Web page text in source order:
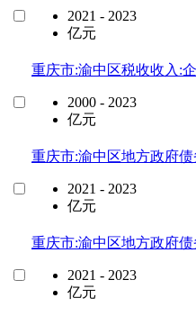
2021 - 2023
亿元
重庆市:渝中区税收收入:
2000 - 2023
亿元
重庆市:渝中区地方政府
2021 - 2023
亿元
重庆市:渝中区地方政府
2021 - 2023
亿元